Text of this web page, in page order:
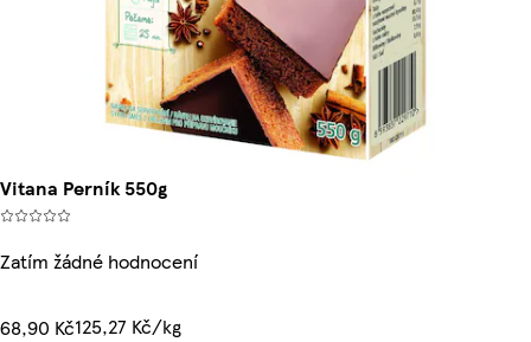
Vitana Perník 550g
Zatím žádné hodnocení
68,90 Kč125,27 Kč/kg